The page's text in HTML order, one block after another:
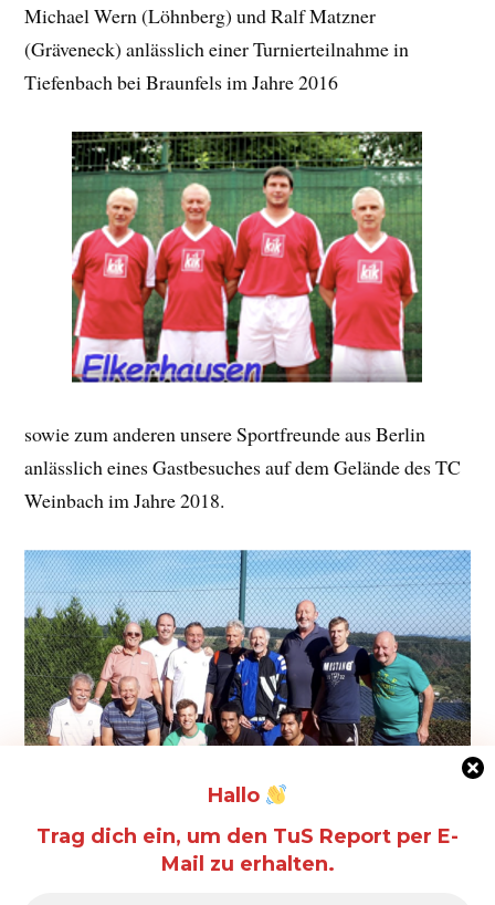
Michael Wern (Löhnberg) und Ralf Matzner
(Gräveneck) anlässlich einer Turnierteilnahme in
Tiefenbach bei Braunfels im Jahre 2016
sowie zum anderen unsere Sportfreunde aus Berlin
anlässlich eines Gastbesuches auf dem Gelände des TC
Weinbach im Jahre 2018.
Hallo
Trag dich ein, um den TuS Report per E-
Mail zu erhalten.